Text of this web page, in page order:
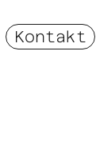
Kontakt